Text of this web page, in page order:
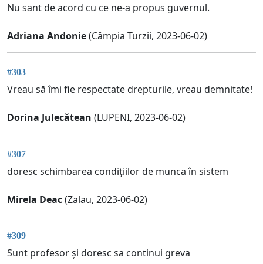
Nu sant de acord cu ce ne-a propus guvernul.
Adriana Andonie(Câmpia Turzii, 2023-06-02)
#303
Vreau să îmi fie respectate drepturile, vreau demnitate!
Dorina Julecătean (LUPENI, 2023-06-02)
#307
doresc schimbarea condițiilor de munca în sistem
Mirela Deac(Zalau, 2023-06-02)
#309
Sunt profesor și doresc sa continui greva